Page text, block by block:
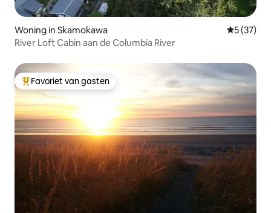
Woning in Skamokawa
5 (37)
River Loft Cabin aan de Columbia River
Topfavoriet van gasten
Favoriet van gasten